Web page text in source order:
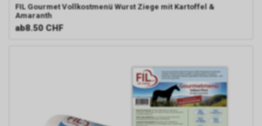
FIL Gourmet Vollkostmenü Wurst Ziege mit Kartoffel &
Amaranth
ab8.50 CHF